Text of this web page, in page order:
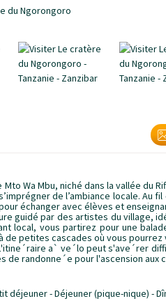
Wa Mbu, niché dans la vallée du
de l’ambiance locale. Au
échanger avec élèves et
guidé par des artistes du village,
local, vous partirez pour une
de petites cascades où vous pourrez
a` ve´lo peut s'ave´rer
de randonne´e pour l'ascension aux
déjeuner - Déjeuner (pique-nique) -